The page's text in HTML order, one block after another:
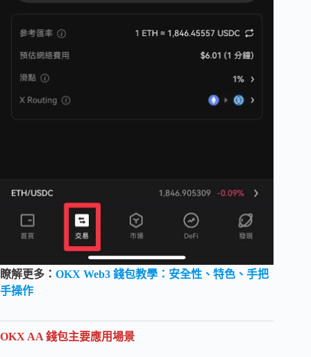
瞭解更多： OKX Web3 錢包教學：安全性、特色、手把
手操作
OKX AA 錢包主要應用場景